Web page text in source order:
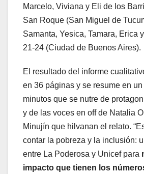
Marcelo, Viviana y Eli de los
San Roque (San Miguel de
Samanta, Yesica, Tamara, Erica
21-24 (Ciudad de Buenos Aires).
El resultado del informe
en 36 páginas y se resume en
minutos que se nutre de
y de las voces en off de Natalia
Minujín que hilvanan el relato.
contar la pobreza y la inclusión:
entre La Poderosa y Unicef para
impacto que tienen los